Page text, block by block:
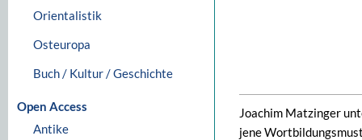
Orientalistik
Osteuropa
Buch / Kultur / Geschichte
Open Access
Antike
Joachim Matzinger
jene